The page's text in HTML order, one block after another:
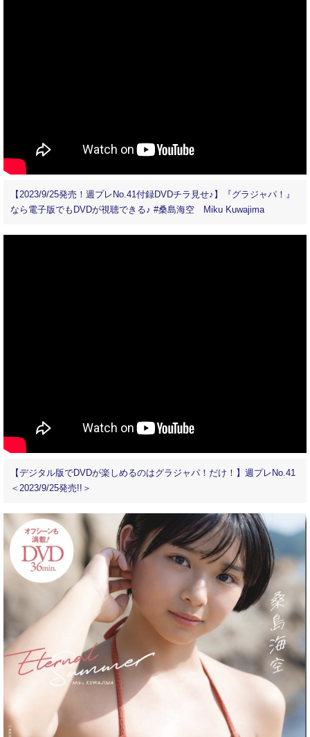
【2023/9/25発売！週プレNo.41付録DVDチラ見せ♪】『グラジャパ！』
なら電子版でもDVDが視聴できる♪ #桑島海空 Miku Kuwajima
【デジタル版でDVDが楽しめるのはグラジャパ！だけ！】週プレNo.41
＜2023/9/25発売!!＞